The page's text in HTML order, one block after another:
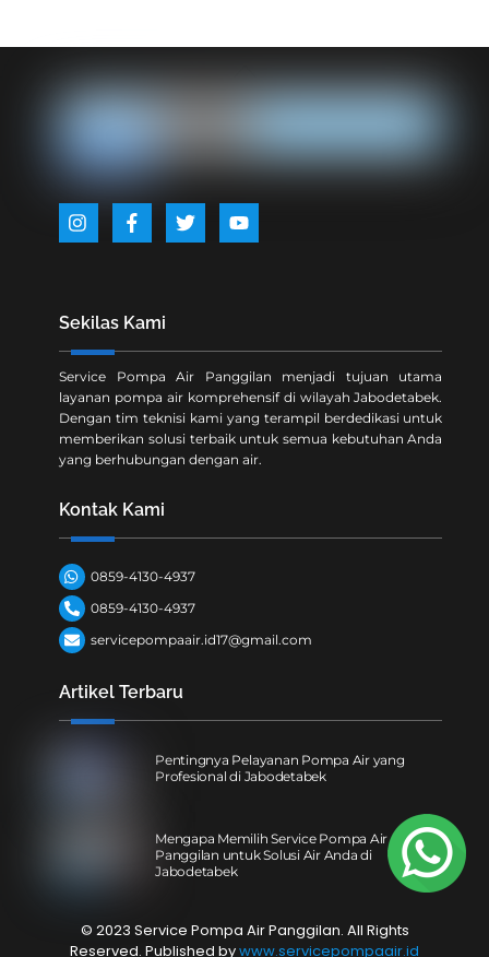
To
Icon
Icon
Icon
Icon
Sekilas Kami
Service Pompa Air Panggilan menjadi tujuan utama
layanan pompa air komprehensif di wilayah Jabodetabek.
Dengan tim teknisi kami yang terampil berdedikasi untuk
memberikan solusi terbaik untuk semua kebutuhan Anda
yang berhubungan dengan air.
Kontak Kami
0859-4130-4937
0859-4130-4937
servicepompaair.id17@gmail.com
Artikel Terbaru
Pentingnya Pelayanan Pompa Air yang
Profesional di Jabodetabek
Mengapa Memilih Service Pompa Air
Panggilan untuk Solusi Air Anda di
Jabodetabek
© 2023 Service Pompa Air Panggilan. All Rights
Reserved. Published bywww.servicepompaair.id